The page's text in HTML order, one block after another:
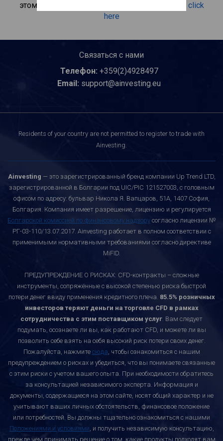
этом инвестиционном продукте, пожалуйста click
here
Связаться с нами
Телефон: +359(2)4928497
Email: support@ainvesting.eu
Residents of your country are not permitted to register to trade with
Ainvesting.
Ainvesting — это зарегистрированный бренд компании Up Trend LTD,
зарегистрированной в Болгарии под UIC/PIC 121527003, с головным
офисом по адресу: бульвар Никола Я. Вапцаров, 51A, 1407 София,
Болгария. Компания имеет разрешение, лицензию и регулируется
Болгарской комиссией по финансовому надзору согласно лицензии №
РГ-03-110/13.07.2017. Ainvesting работает в полном соответствии с
применимыми нормативными требованиями согласно директиве
MiFID.
ПРЕДУПРЕЖДЕНИЕ О РИСКАХ: CFD-контракты – сложные
инструменты, сопряжённые с высокой степенью риска быстрой
потери денег ввиду применения кредитного плеча. 85.5% розничных
инвесторов теряют деньги на торговле CFD в рамках
сотрудничества с этим поставщиком услуг. Вам следует
подумать, осознаете ли вы, как работают CFD, и можете ли вы
позволить себе взять на себя высокий риск потери своих денег.
Пожалуйста, нажмите сюда, чтобы ознакомиться с нашим
предупреждением о рисках и убедиться, что вы понимаете связанные
с этим риски с учетом вашего опыта. При необходимости обратитесь
за консультацией независимого эксперта. Информация и
документы, содержащиеся на этом сайте, носят общий характер и не
учитывают ваших личных обстоятельств, финансовое положение
или потребностей. Вы должны тщательно ознакомиться с нашими
Положениями и условиями, и получить независимую консультацию,
прежде чем принимать решение о том, какие продукты подходят вам